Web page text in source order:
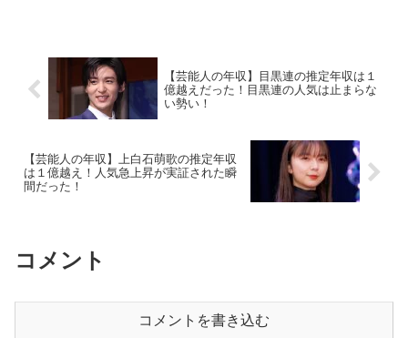
【芸能人の年収】目黒連の推定年収は１
億越えだった！目黒連の人気は止まらな
い勢い！
【芸能人の年収】上白石萌歌の推定年収
は１億越え！人気急上昇が実証された瞬
間だった！
コメント
コメントを書き込む